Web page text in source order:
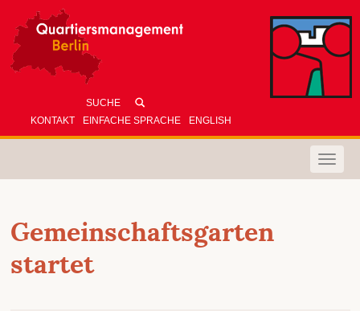
KONTAKT EINFACHE SPRACHE ENGLISH
Toggle
Gemeinschaftsgarten
startet